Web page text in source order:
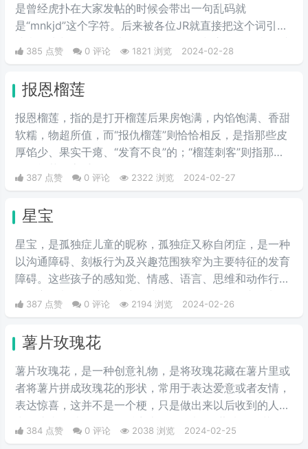
是曾经虎扑在大家发帖的时候会带出一句乱码就
是“mnkjd”这个字符。后来被各位JR就直接把这个词引申
成意思为胡说八道，比如说有一个人在胡言乱语，我们就
说他在mnkjd，也就是胡乱说话的意思。
385 点赞 0 评论 1821 浏览 2024-02-28
报恩榴莲
报恩榴莲，指的是打开榴莲后果房饱满，内馅饱满、香甜
软糯，物超所值，而“报仇榴莲”则恰恰相反，是指那些皮
厚馅少、果实干瘪、“发育不良”的；“榴莲刺客”则指那些
会挑榴莲的高手。
387 点赞 0 评论 2322 浏览 2024-02-27
星宝
星宝，是孤独症儿童的昵称，孤独症又称自闭症，是一种
以沟通障碍、刻板行为及兴趣范围狭窄为主要特征的发育
障碍。这些孩子的感知觉、情感、语言、思维和动作行为
等多方面都会有或多或少的障碍。是一个数目不断增加，
且急需社会关爱与理解的群体。
387 点赞 0 评论 2194 浏览 2024-02-26
薯片玫瑰花
薯片玫瑰花，是一种创意礼物，是将玫瑰花藏在薯片里或
者将薯片拼成玫瑰花的形状，常用于表达爱意或者友情，
表达惊喜，这并不是一个梗，只是做出来以后收到的人常
常会惊喜而感动，只因抖音上很多人都将“薯片玫瑰花”做
出来送给自己喜爱的人，因此受到人们的争相模仿。
384 点赞 0 评论 2038 浏览 2024-02-25